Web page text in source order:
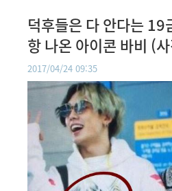
덕후들은 다 안다는 19
항 나온 아이콘 바비 (
2017/04/24 09:35